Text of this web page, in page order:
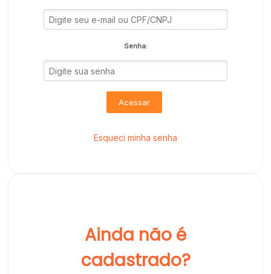
Senha:
Acessar
Esqueci minha senha
Ainda não é
cadastrado?